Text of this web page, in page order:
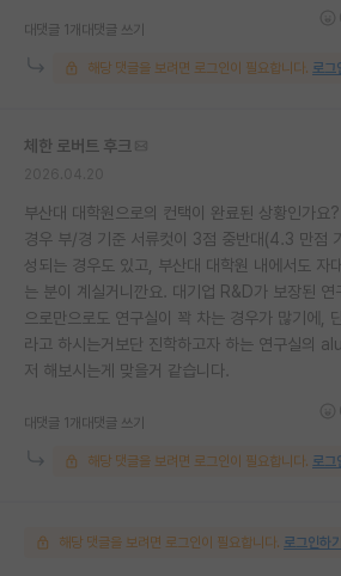
대댓글 1개 대댓글 쓰기
해당 댓글을 보려면 로그인이 필요합니다. 로그
체한 로버트 후크
부산대 대학원으로의 컨택이 완료된 상황인가요
경우 부/경 기준 서류컷이 3점 중반대(4.3 만점
성되는 경우도 있고, 부산대 대학원 내에서도 자
는 분이 계실거니깐요. 대기업 R&D가 보장된 연
으로만으로도 연구실이 꽉 차는 경우가 많기에,
라고 하시는거보단 진학하고자 하는 연구실의
저 해보시는게 맞을거 같습니다.
대댓글 1개 대댓글 쓰기
해당 댓글을 보려면 로그인이 필요합니다. 로그
해당 댓글을 보려면 로그인이 필요합니다. 로그인하기